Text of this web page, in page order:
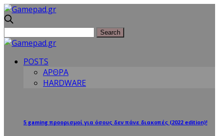
POSTS
ΑΡΘΡΑ
HARDWARE
5 gaming προορισμοί για όσους δεν πάνε διακοπές (2022 edition)!